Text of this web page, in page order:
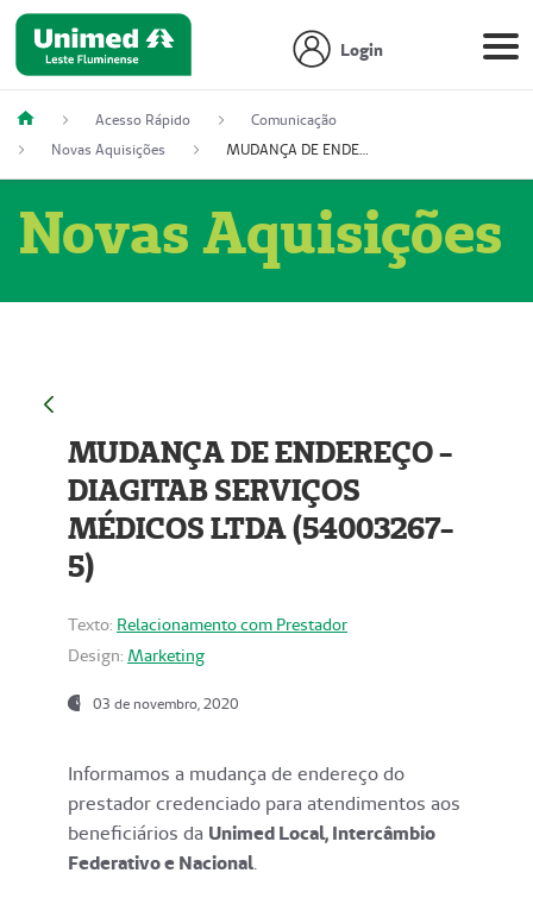
Login
Acesso Rápido
Comunicação
Novas Aquisições
MUDANÇA DE ENDEREÇO - DIAGITAB SERVIÇOS MÉDICOS LTDA (54003267-5)
Novas Aquisições
MUDANÇA DE ENDEREÇO -
DIAGITAB SERVIÇOS
MÉDICOS LTDA (54003267-
5)
Texto: Relacionamento com Prestador
Design: Marketing
03 de novembro, 2020
Informamos a mudança de endereço do
prestador credenciado para atendimentos aos
beneficiários da Unimed Local, Intercâmbio
Federativo e Nacional.